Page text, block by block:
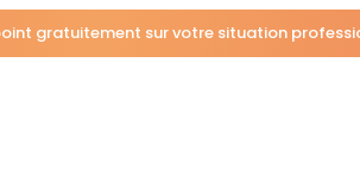
gratuitement sur votre situation